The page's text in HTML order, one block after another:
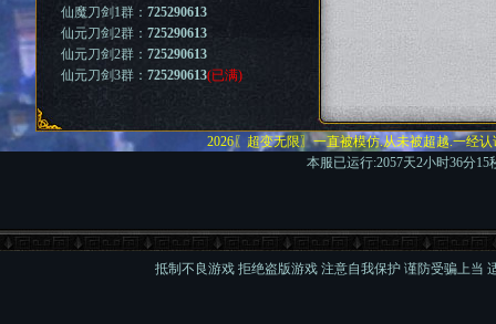
仙魔刀剑1群： 725290613
仙元刀剑2群： 725290613
仙元刀剑2群： 725290613
仙元刀剑3群： 725290613(已满)
2026〖超变无限〗一直被模仿.从未被超越.一经
本服已运行:2057天2小时36分16
抵制不良游戏 拒绝盗版游戏 注意自我保护 谨防受骗上当